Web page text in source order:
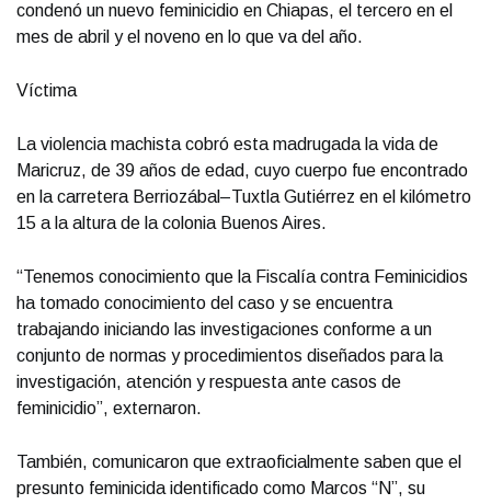
condenó un nuevo feminicidio en Chiapas, el tercero en el
mes de abril y el noveno en lo que va del año.
Víctima
La violencia machista cobró esta madrugada la vida de
Maricruz, de 39 años de edad, cuyo cuerpo fue encontrado
en la carretera Berriozábal–Tuxtla Gutiérrez en el kilómetro
15 a la altura de la colonia Buenos Aires.
“Tenemos conocimiento que la Fiscalía contra Feminicidios
ha tomado conocimiento del caso y se encuentra
trabajando iniciando las investigaciones conforme a un
conjunto de normas y procedimientos diseñados para la
investigación, atención y respuesta ante casos de
feminicidio”, externaron.
También, comunicaron que extraoficialmente saben que el
presunto feminicida identificado como Marcos “N”, su